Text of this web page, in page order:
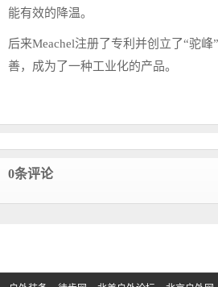
能有效的降温。
后来Meachel注册了专利并创立了“驼
善，成为了一种工业化的产品。
0条评论